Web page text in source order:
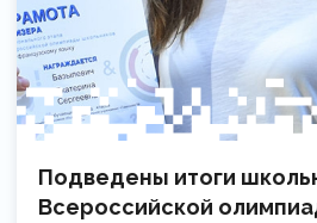
Подведены итоги
Всероссийской